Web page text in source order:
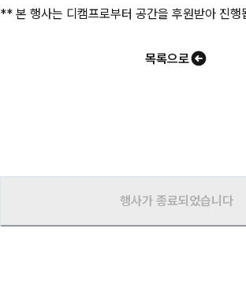
** 본 행사는 디캠프로부터 공간을 후원받아 진
목록으로
행사가 종료되었습니다